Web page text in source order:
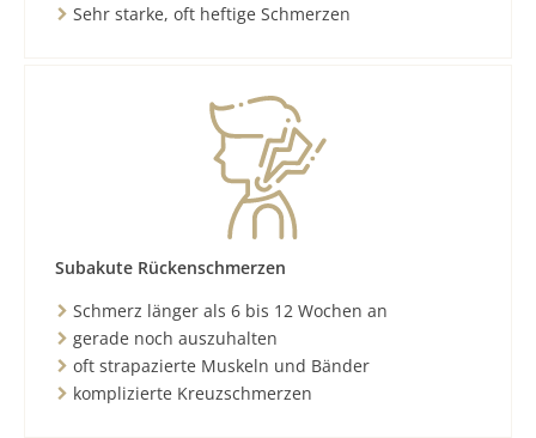
Sehr starke, oft heftige Schmerzen
Subakute Rückenschmerzen
Schmerz länger als 6 bis 12 Wochen an
gerade noch auszuhalten
oft strapazierte Muskeln und Bänder
komplizierte Kreuzschmerzen